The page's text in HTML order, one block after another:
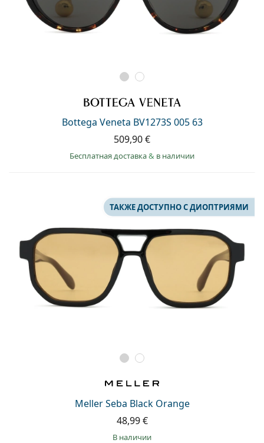
Bottega Veneta BV1273S 005 63
509,90 €
Бесплатная доставка& в наличии
Meller Seba Black Orange
ТАКЖЕ ДОСТУПНО С ДИОПТРИЯМИ
48,99 €
в наличии